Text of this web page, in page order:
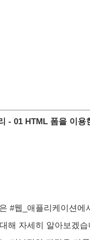
- 01 HTML 폼을 이용
#웹_애플리케이션에
해 자세히 알아보겠